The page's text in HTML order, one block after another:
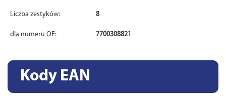
Liczba zestyków: 8
dla numeru OE: 7700308821
Kody EAN